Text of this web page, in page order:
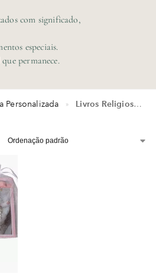
com significado,
especiais.
permanece.
Personalizada » Livros Religiosos Personalizados